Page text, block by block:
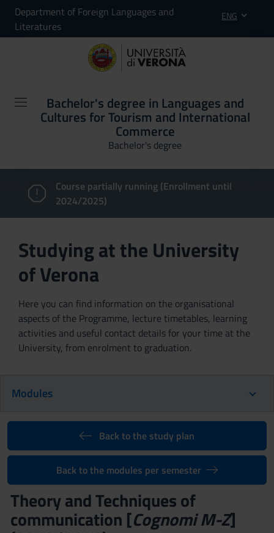
Department of Foreign Languages and
Literatures
ENG
Bachelor's degree in Languages and
Cultures for Tourism and International
Commerce
Bachelor's degree
Course partially running (Enrollment until
2024/2025)
Studying at the University
of Verona
Here you can find information on the organisational
aspects of the Programme, lecture timetables, learning
activities and useful contact details for your time at the
University, from enrolment to graduation.
Modules
Back to the study plan
Back to the modules per semester
Theory and Techniques of
communication [Cognomi M-Z]